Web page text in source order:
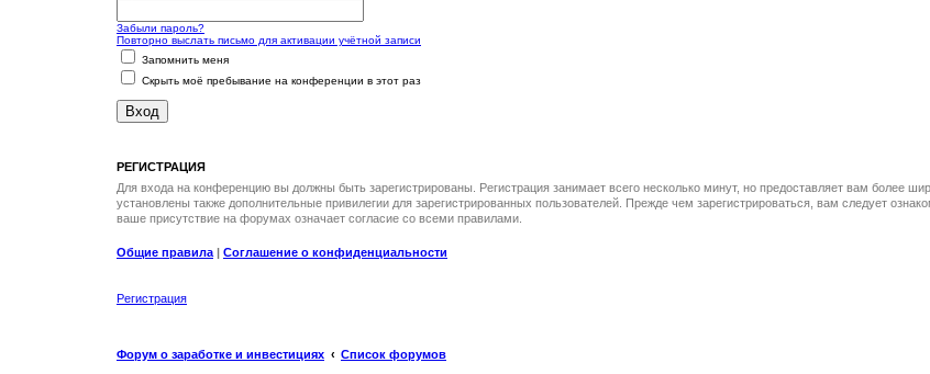
Забыли пароль?
Повторно выслать письмо для активации учётной записи
Запомнить меня
Скрыть моё пребывание на конференции в этот раз
РЕГИСТРАЦИЯ
Для входа на конференцию вы должны быть зарегистрированы. Регистрация занимает всего несколько минут, но предоставляет вам более
установлены также дополнительные привилегии для зарегистрированных пользователей. Прежде чем зарегистрироваться, вам следует
ваше присутствие на форумах означает согласие со всеми правилами.
Общие правила | Соглашение о конфиденциальности
Регистрация
Форум о заработке и инвестициях Список форумов